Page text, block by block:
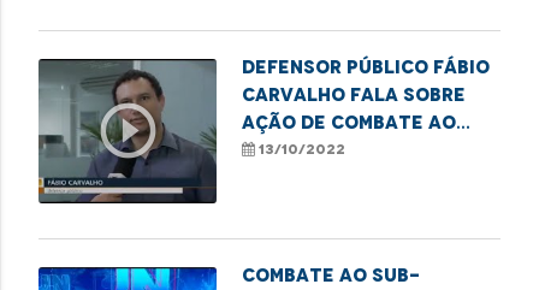
play_circle_outline
Defensor público Fábio
Carvalho fala sobre
ação de combate ao
sub-registro da DPE de
13/10/2022
Combate ao sub-